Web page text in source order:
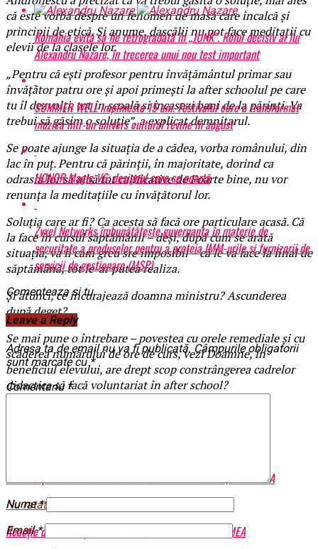
că este vorba despre un fenomen de masă care încalcă şi
principii de etică. Şi anume, dascălii nu pot face meditaţii cu
elevii de la clasele lor.
„Pentru că eşti profesor pentru învăţământul primar sau
învăţător patru ore şi apoi primeşti la after schoolul pe care
tu îl dezvolţi, tot în şcoală şi încasezi bani de la părinţi. Va
trebui să găsim o soluţie”, a explicat demnitarul.
Se poate ajunge la situaţia de a cădea, vorba românului, din
lac în puţ. Pentru că părinţii, în majoritate, dorind ca
odrasla lor să aibă tot calificative de Foarte bine, nu vor
renunţa la meditaţiile cu învăţătorul lor.
Soluţia care ar fi? Ca acesta să facă ore particulare acasă. Că
la face în cursul săptămânii – deşi, după cum se arată
situaţia, va fi cam greu sre imposibil – că le va face la final de
săptămână, tot le-ar putea realiza.
Şi atunci, ce încurajează doamna ministru? Ascunderea
după deget?
Se mai pune o întrebare – povestea cu orele remediale şi cu
scăderea numărului de ore de curs, vezi Doamne, în
beneficiul elevului, are drept scop constrângerea cadrelor
didactice să facă voluntariat în after school?
India a aplicat o lovitură sub coastă economiei SUA | BrailaMEA
Nu ratati
Reacție dură, Olguța îl face praf pe Iohannis! | BrailaMEA
România evită să fie retrogradată în „JUNK”. Rolul decisiv al lui
Alexandru Nazare, în trecerea unui nou test important
SUMMER WELL implineste 15 ani. Festivalul care a transformat
muzica intr-un univers cultural revine in august
HONOR Magic V6: designul care se poartă
Zyxel Networks îmbunătățește guvernanța în materie de
securitate a produselor pentru a proteja IMM-urile și furnizorii de
servicii de gestionare (MSP)
Comenteaza si tu
Leave a Reply
Adresa ta de email nu va fi publicată. Câmpurile obligatorii
sunt marcate cu*
Comentariu*
Nume*
Email*